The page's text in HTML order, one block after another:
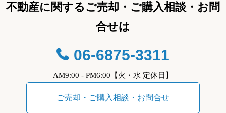
不動産に関するご売却・ご購入相談・お問
合せは
06-6875-3311
AM9:00 - PM6:00【火・水 定休日】
ご売却・ご購入相談・お問合せ